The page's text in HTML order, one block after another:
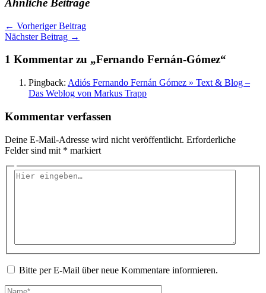
Ähnliche Beiträge
← Vorheriger Beitrag
Nächster Beitrag →
1 Kommentar zu „Fernando Fernán-Gómez“
Pingback: Adiós Fernando Fernán Gómez » Text & Blog –
Das Weblog von Markus Trapp
Kommentar verfassen
Deine E-Mail-Adresse wird nicht veröffentlicht. Erforderliche
Felder sind mit * markiert
Hier
Bitte per E-Mail über neue Kommentare informieren.
Name*